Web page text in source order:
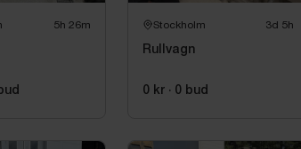
5h 26m
bud
Stockholm 3d 5h
Rullvagn
0 kr · 0 bud